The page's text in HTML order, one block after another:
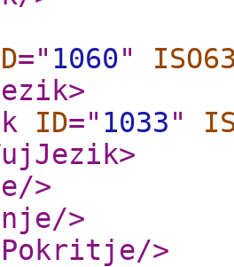
=" 1060"
>
ID=" 1033"
>
/>
/>
/>